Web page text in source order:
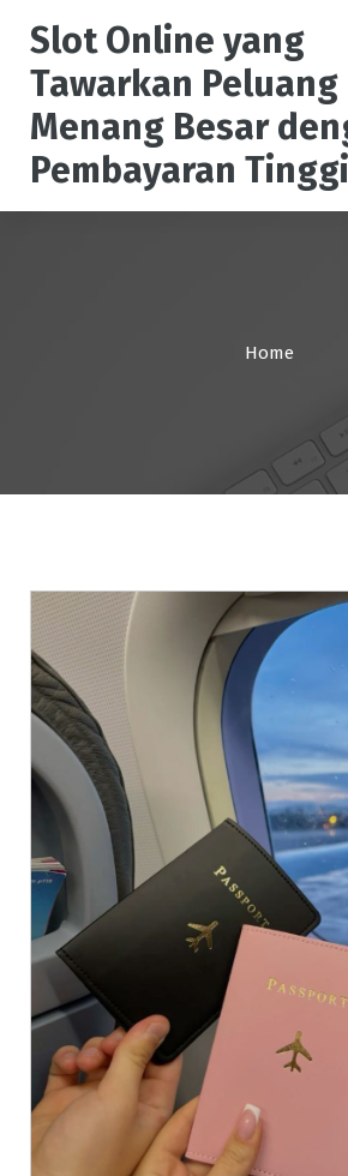
Slot Online yang
Tawarkan Peluang
Menang Besar
Pembayaran Tinggi
Home